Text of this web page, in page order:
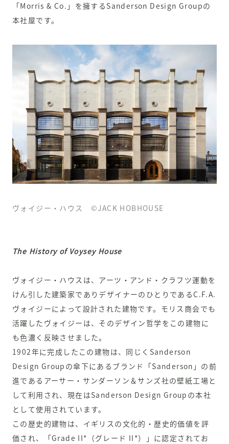
「Morris & Co.」を擁するSanderson Design Groupの
本社屋です。
ヴォイジー・ハウス ©JACK HOBHOUSE
The History of Voysey House
ヴォイジー・ハウスは、アーツ・アンド・クラフツ運動を
けん引した建築家でありデザイナーのひとりであるC.F.A.
ヴォイジーによって設計された建物です。モリス商会でも
活躍したヴォイジーは、そのデザイン哲学をこの建物に
も色濃く反映させました。
1902年に完成したこの建物は、同じくSanderson
Design Groupの傘下にあるブランド「Sanderson」の前
進であるアーサー・サンダーソン＆サンズ社の壁紙工場と
して利用され、現在はSanderson Design Groupの本社
として使用されています。
この歴史的建物は、イギリスの文化的・歴史的価値を評
価され、「Grade II*（グレード II*）」に認定されてお